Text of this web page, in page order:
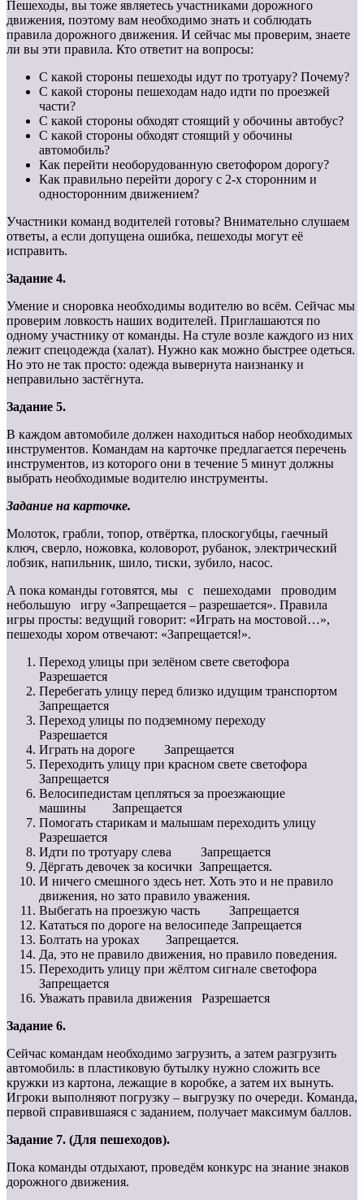
Пешеходы, вы тоже являетесь участниками дорожного
движения, поэтому вам необходимо знать и соблюдать
правила дорожного движения. И сейчас мы проверим, знаете
ли вы эти правила. Кто ответит на вопросы:
С какой стороны пешеходы идут по тротуару? Почему?
С какой стороны пешеходам надо идти по проезжей
части?
С какой стороны обходят стоящий у обочины автобус?
С какой стороны обходят стоящий у обочины
автомобиль?
Как перейти необорудованную светофором дорогу?
Как правильно перейти дорогу с 2-х сторонним и
односторонним движением?
Участники команд водителей готовы? Внимательно слушаем
ответы, а если допущена ошибка, пешеходы могут её
исправить.
Задание 4.
Умение и сноровка необходимы водителю во всём. Сейчас мы
проверим ловкость наших водителей. Приглашаются по
одному участнику от команды. На стуле возле каждого из них
лежит спецодежда (халат). Нужно как можно быстрее одеться.
Но это не так просто: одежда вывернута наизнанку и
неправильно застёгнута.
Задание 5.
В каждом автомобиле должен находиться набор необходимых
инструментов. Командам на карточке предлагается перечень
инструментов, из которого они в течение 5 минут должны
выбрать необходимые водителю инструменты.
Задание на карточке.
Молоток, грабли, топор, отвёртка, плоскогубцы, гаечный
ключ, сверло, ножовка, коловорот, рубанок, электрический
лобзик, напильник, шило, тиски, зубило, насос.
А пока команды готовятся, мы с пешеходами проводим
небольшую игру «Запрещается – разрешается». Правила
игры просты: ведущий говорит: «Играть на мостовой…»,
пешеходы хором отвечают: «Запрещается!».
Переход улицы при зелёном свете светофора
Разрешается
Перебегать улицу перед близко идущим транспортом
Запрещается
Переход улицы по подземному переходу
Разрешается
Играть на дороге Запрещается
Переходить улицу при красном свете светофора
Запрещается
Велосипедистам цепляться за проезжающие
машины Запрещается
Помогать старикам и малышам переходить улицу
Разрешается
Идти по тротуару слева Запрещается
Дёргать девочек за косички Запрещается.
И ничего смешного здесь нет. Хоть это и не правило
движения, но зато правило уважения.
Выбегать на проезжую часть Запрещается
Кататься по дороге на велосипеде Запрещается
Болтать на уроках Запрещается.
Да, это не правило движения, но правило поведения.
Переходить улицу при жёлтом сигнале светофора
Запрещается
Уважать правила движения Разрешается
Задание 6.
Сейчас командам необходимо загрузить, а затем разгрузить
автомобиль: в пластиковую бутылку нужно сложить все
кружки из картона, лежащие в коробке, а затем их вынуть.
Игроки выполняют погрузку – выгрузку по очереди. Команда,
первой справившаяся с заданием, получает максимум баллов.
Задание 7. (Для пешеходов).
Пока команды отдыхают, проведём конкурс на знание знаков
дорожного движения.